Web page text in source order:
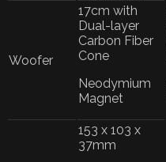
Woofer
17cm with
Dual-layer
Carbon Fiber
Cone
Neodymium
Magnet
153 x 103 x
37mm